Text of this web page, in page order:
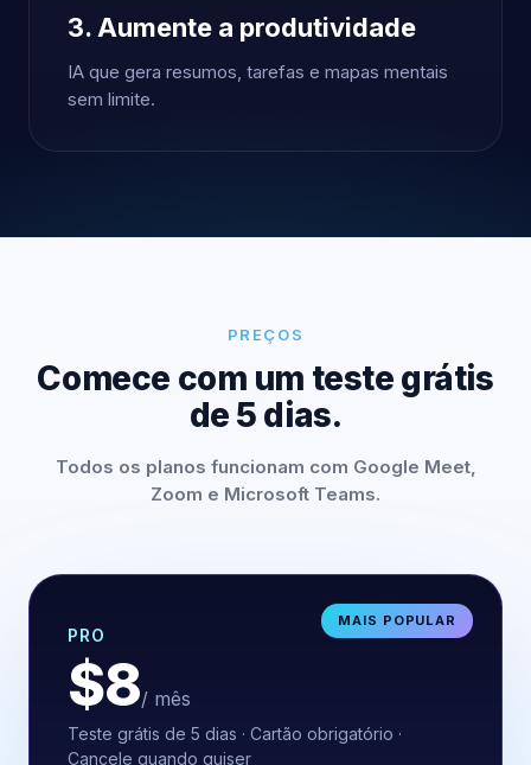
3. Aumente a produtividade
IA que gera resumos, tarefas e mapas mentais
sem limite.
PREÇOS
Comece com um teste grátis
de 5 dias.
Todos os planos funcionam com Google Meet,
Zoom e Microsoft Teams.
MAIS POPULAR
PRO
$8/ mês
Teste grátis de 5 dias · Cartão obrigatório ·
Cancele quando quiser